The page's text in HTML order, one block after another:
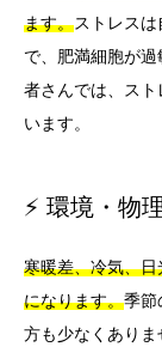
ます。ストレス
で、肥満細胞が
者さんでは、ス
います。
⚡ 環境・物
寒暖差、冷気、
になります。季節
方も少なくありま